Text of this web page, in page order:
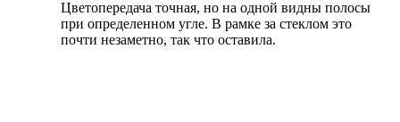
Цветопередача точная, но на одной видны полосы
при определенном угле. В рамке за стеклом это
почти незаметно, так что оставила.